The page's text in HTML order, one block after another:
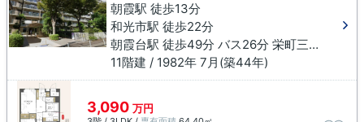
朝霞駅 徒歩13分
和光市駅 徒歩22分
朝霞台駅 徒歩49分 バス26分 栄町三丁目（朝霞市）下車 徒歩3分
11階建 / 1982年 7月(築44年)
3,090 万円